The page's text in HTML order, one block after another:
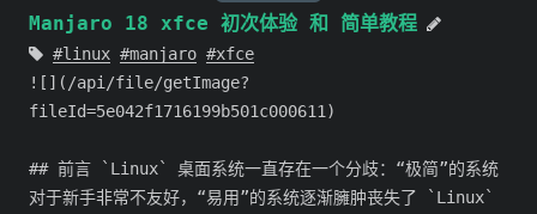
Manjaro 18 xfce 初次体验 和 简单教程
linux manjaro
xfce
![](/api/file/getImage?
fileId=5e042f1716199b501c000611)
## 前言 `Linux` 桌面系统一直存在一个分歧：“极简”的系统
对于新手非常不友好，“易用”的系统逐渐臃肿丧失了 `Linux`